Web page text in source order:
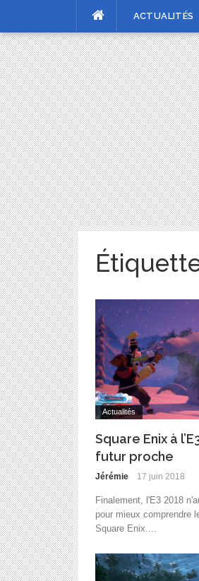
content
ACTUALITÉS
Actualités
Square Enix à
futur proche
Jérémie 17 juin 2018
Finalement, l'E3 2018
pour mieux comprendre
Square Enix....